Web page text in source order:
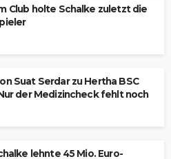
Club holte Schalke zuletzt die
Suat Serdar zu Hertha BSC
der Medizincheck fehlt noch
lehnte 45 Mio. Euro-